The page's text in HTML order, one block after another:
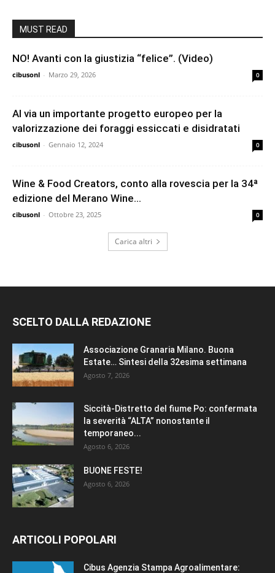
MUST READ
NO! Avanti con la giustizia “felice”. (Video)
cibusonl - Marzo 29, 2026 0
Al via un importante progetto europeo per la
valorizzazione dei foraggi essiccati e disidratati
cibusonl - Gennaio 12, 2024 0
Wine & Food Creators, conto alla rovescia per la 34ª
edizione del Merano Wine...
cibusonl - Ottobre 23, 2025 0
Carica altri
SCELTO DALLA REDAZIONE
Associazione Granaria Milano. Buona
Estate… Sintesi della 32esima settimana
Agosto 7, 2026
Siccità-Distretto del fiume Po: confermata
la severità “ALTA” nonostante il
temporaneo...
Agosto 6, 2026
BUONE FESTE!
Agosto 6, 2026
ARTICOLI POPOLARI
Cibus Agenzia Stampa Agroalimentare: